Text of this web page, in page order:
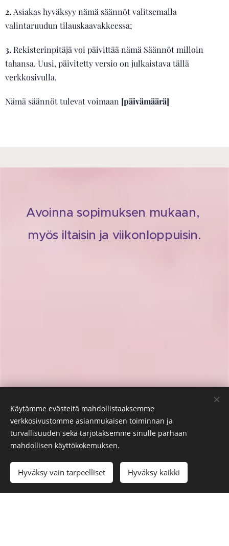
2. Asiakas hyväksyy nämä säännöt valitsemalla
valintaruudun tilauskaavakkeessa;
3.Rekisterinpitäjä voi päivittää nämä Säännöt milloin
tahansa. Uusi, päivitetty versio on julkaistava tällä
verkkosivulla.
Nämä säännöt tulevat voimaan [päivämäärä]
Avoinna sopimuksen mukaan,
myös iltaisin ja viikonloppuisin.
Käytämme evästeitä mahdollistaaksemme
verkkosivustomme asianmukaisen toiminnan ja
turvallisuuden sekä tarjotaksemme sinulle parhaan
mahdollisen käyttökokemuksen.
Hyväksy vain tarpeelliset Hyväksy kaikki